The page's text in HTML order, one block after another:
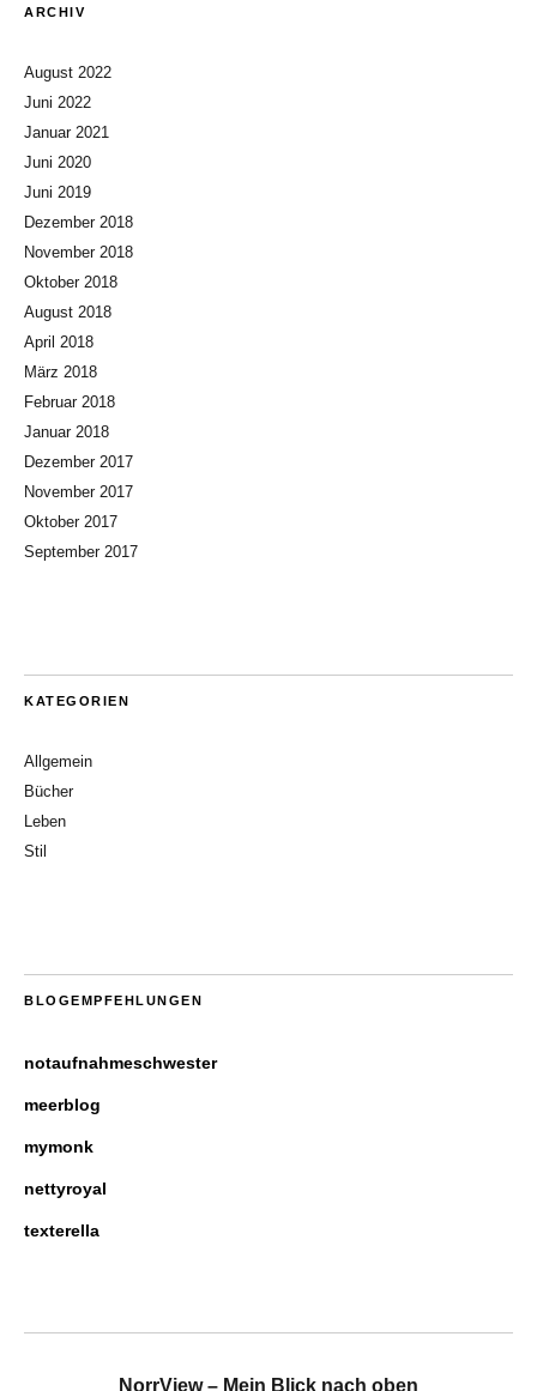
ARCHIV
August 2022
Juni 2022
Januar 2021
Juni 2020
Juni 2019
Dezember 2018
November 2018
Oktober 2018
August 2018
April 2018
März 2018
Februar 2018
Januar 2018
Dezember 2017
November 2017
Oktober 2017
September 2017
KATEGORIEN
Allgemein
Bücher
Leben
Stil
BLOGEMPFEHLUNGEN
notaufnahmeschwester
meerblog
mymonk
nettyroyal
texterella
NorrView – Mein Blick nach oben